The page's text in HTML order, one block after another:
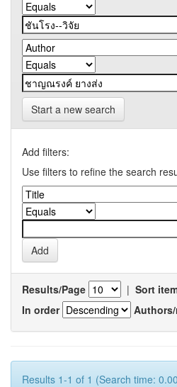
Start a new search
Add filters:
Use filters to refine the search
Results/Page | Sort
In order
Results 1-1 of 1 (Search time: